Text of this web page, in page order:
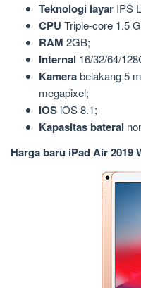
Teknologi layar IPS
CPU Triple-core 1.5
RAM 2GB;
Internal 16/32/64/
Kamerabelakang 5
megapixel;
iOS iOS 8.1;
Kapasitas baterai
Harga baru iPad Air 2019